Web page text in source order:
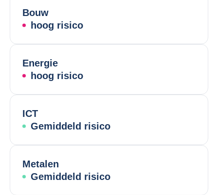
Bouw
hoog risico
Energie
hoog risico
ICT
Gemiddeld risico
Metalen
Gemiddeld risico